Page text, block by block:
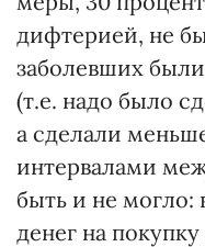
дифтерией, не
заболевших
(т.е. надо было
а сделали
интервалами
быть и не могло:
денег на